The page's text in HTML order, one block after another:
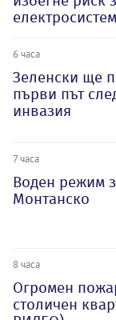
6 часа
Зеленски ще
първи път
инвазия
7 часа
Воден режим
Монтанско
8 часа
Огромен
столичен